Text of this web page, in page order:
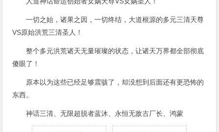
一切之始，诸果之因，一切终结，大道根源的多元三清天尊
VS原始洪荒三清圣人！
整个多元洪荒诸天无量璀璨的状态，让诸天万界都全部彻底
傻眼了！
原本以为这些已经足够震骇了，却没想到后面还有更恐怖的
东西。
神话三清、无限超脱者蓝沐、永恒无敌古厂长、鸿蒙